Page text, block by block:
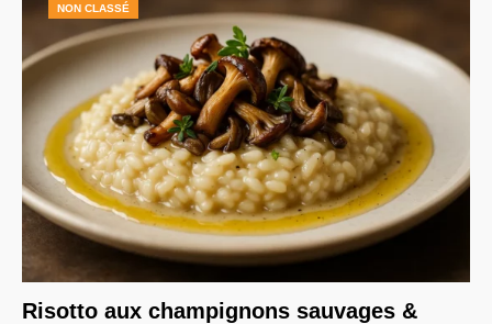
NON CLASSÉ
Risotto aux champignons sauvages &